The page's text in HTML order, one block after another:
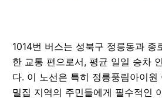
1014번 버스는 성북구 정릉동과 종
한 교통 편으로서, 평균 일일 승차
다. 이 노선은 특히 정릉풍림아이원
밀집 지역의 주민들에게 필수적인